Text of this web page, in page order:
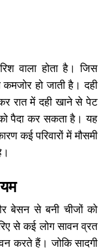
वाला होता है। जिस
हो जाती है। दही
रात में दही खाने से पेट
पैदा कर सकता है। यह
कई परिवारों में मौसमी
बेसन से बनी चीजों को
से कई लोग सावन व्रत
करते हैं। जोकि सादगी